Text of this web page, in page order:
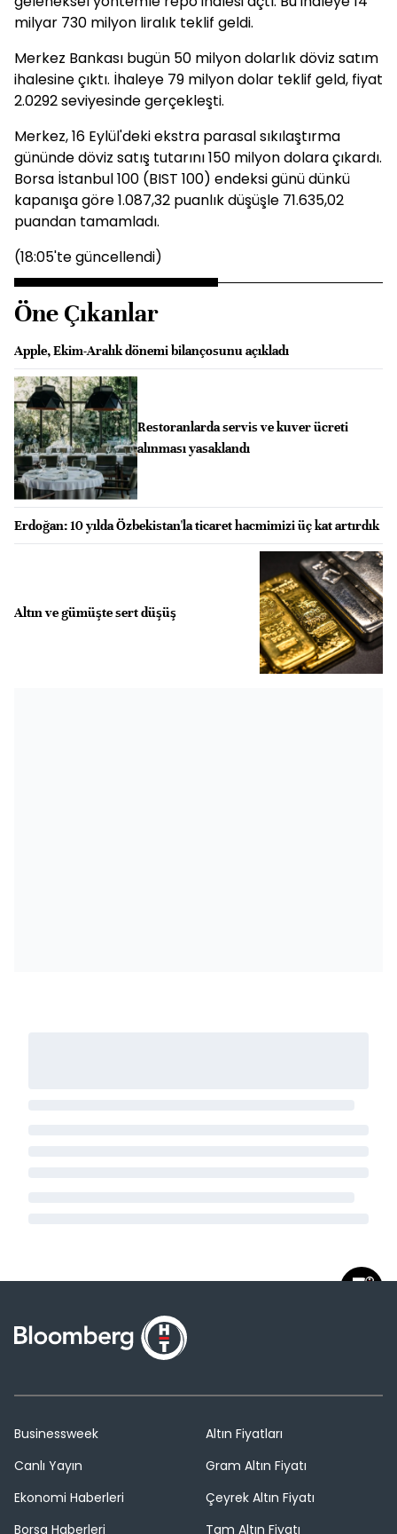
milyar 730 milyon liralık teklif geldi.
Merkez Bankası bugün 50 milyon dolarlık döviz satım
ihalesine çıktı. İhaleye 79 milyon dolar teklif geld, fiyat
2.0292 seviyesinde gerçekleşti.
Merkez, 16 Eylül'deki ekstra parasal sıkılaştırma
gününde döviz satış tutarını 150 milyon dolara çıkardı.
Borsa İstanbul 100 (BIST 100) endeksi günü dünkü
kapanışa göre 1.087,32 puanlık düşüşle 71.635,02
puandan tamamladı.
(18:05'te güncellendi)
Öne Çıkanlar
Apple, Ekim-Aralık dönemi bilançosunu açıkladı
Restoranlarda servis ve kuver ücreti
alınması yasaklandı
Erdoğan: 10 yılda Özbekistan'la ticaret hacmimizi üç kat artırdık
Altın ve gümüşte sert düşüş
Businessweek
Canlı Yayın
Ekonomi Haberleri
Borsa Haberleri
Altın Fiyatları
Gram Altın Fiyatı
Çeyrek Altın Fiyatı
Tam Altın Fiyatı